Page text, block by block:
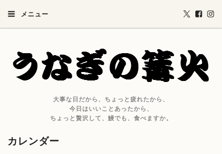
メニュー
大事な日だから、ちょっと疲れたから、
今日はいいことあったから、
ちょっと贅沢して、鰻でも、食べますか。
カレンダー